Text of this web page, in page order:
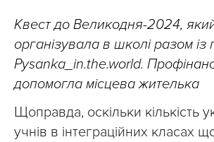
Квест до Великодня-2024,
організувала в школі разом із
Pysanka_in.the.world.
допомогла місцева жителька
Щоправда, оскільки кількість
учнів в інтеграційних класах